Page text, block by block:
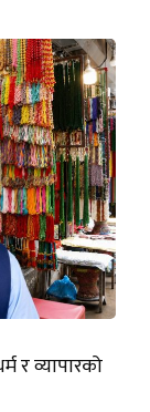
र व्यापारको